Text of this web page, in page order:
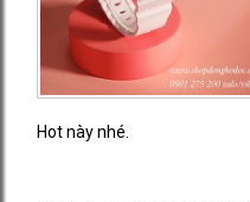
Hot này nhé.